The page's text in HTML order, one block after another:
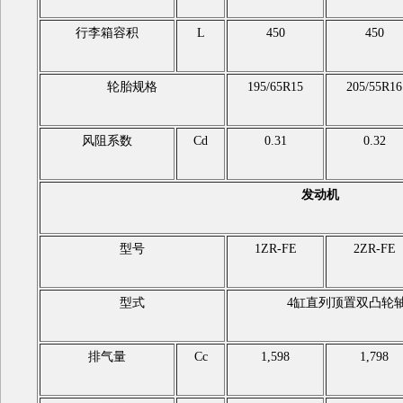
行李箱容积 L 450 450
轮胎规格 195/65R15 205/55R16
风阻系数 Cd 0.31 0.32
发动机
型号 1ZR-FE 2ZR-FE
型式 4缸直列顶置双凸轮
排气量 Cc 1,598 1,798